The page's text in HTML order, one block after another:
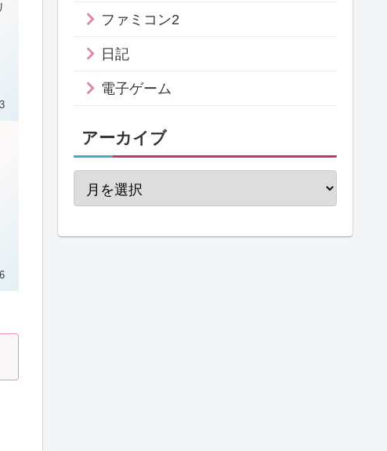
ファミコン2
日記
電子ゲーム
アーカイブ